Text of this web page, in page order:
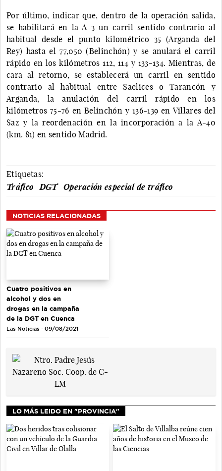
Por último, indicar que, dentro de la operación salida,
se habilitará en la A-3 un carril sentido contrario al
habitual desde el punto kilométrico 35 (Arganda del
Rey) hasta el 77,050 (Belinchón) y se anulará el carril
rápido en los kilómetros 112, 114 y 133-134. Mientras, de
cara al retorno, se establecerá un carril en sentido
contrario al habitual entre Saelices o Tarancón y
Arganda, la anulación del carril rápido en los
kilómetros 75-76 en Belinchón y 136-139 en Villares del
Saz y la reordenación en la incorporación a la A-40
(km. 81) en sentido Madrid.
Etiquetas:
Tráfico
DGT Operación especial de tráfico
NOTICIAS RELACIONADAS
Cuatro positivos en
alcohol y dos en
drogas en la campaña
de la DGT en Cuenca
Las Noticias - 09/08/2021
LO MÁS LEIDO EN "PROVINCIA"